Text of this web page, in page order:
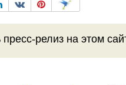
пресс-релизна этом